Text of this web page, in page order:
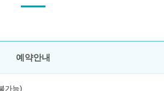
예약안내
가능)